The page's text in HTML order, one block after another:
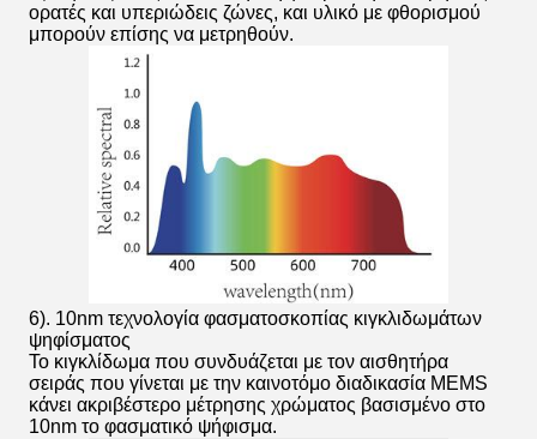
ορατές και υπεριώδεις ζώνες, και υλικό με φθορισμού
μπορούν επίσης να μετρηθούν.
6). 10nm τεχνολογία φασματοσκοπίας κιγκλιδωμάτων
ψηφίσματος
Το κιγκλίδωμα που συνδυάζεται με τον αισθητήρα
σειράς που γίνεται με την καινοτόμο διαδικασία MEMS
κάνει ακριβέστερο μέτρησης χρώματος βασισμένο στο
10nm το φασματικό ψήφισμα.